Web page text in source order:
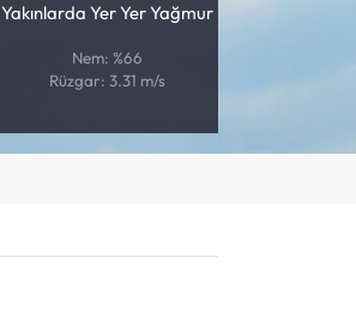
Yakınlarda Yer Yer Yağmur
Nem: %66
Rüzgar: 3.31 m/s